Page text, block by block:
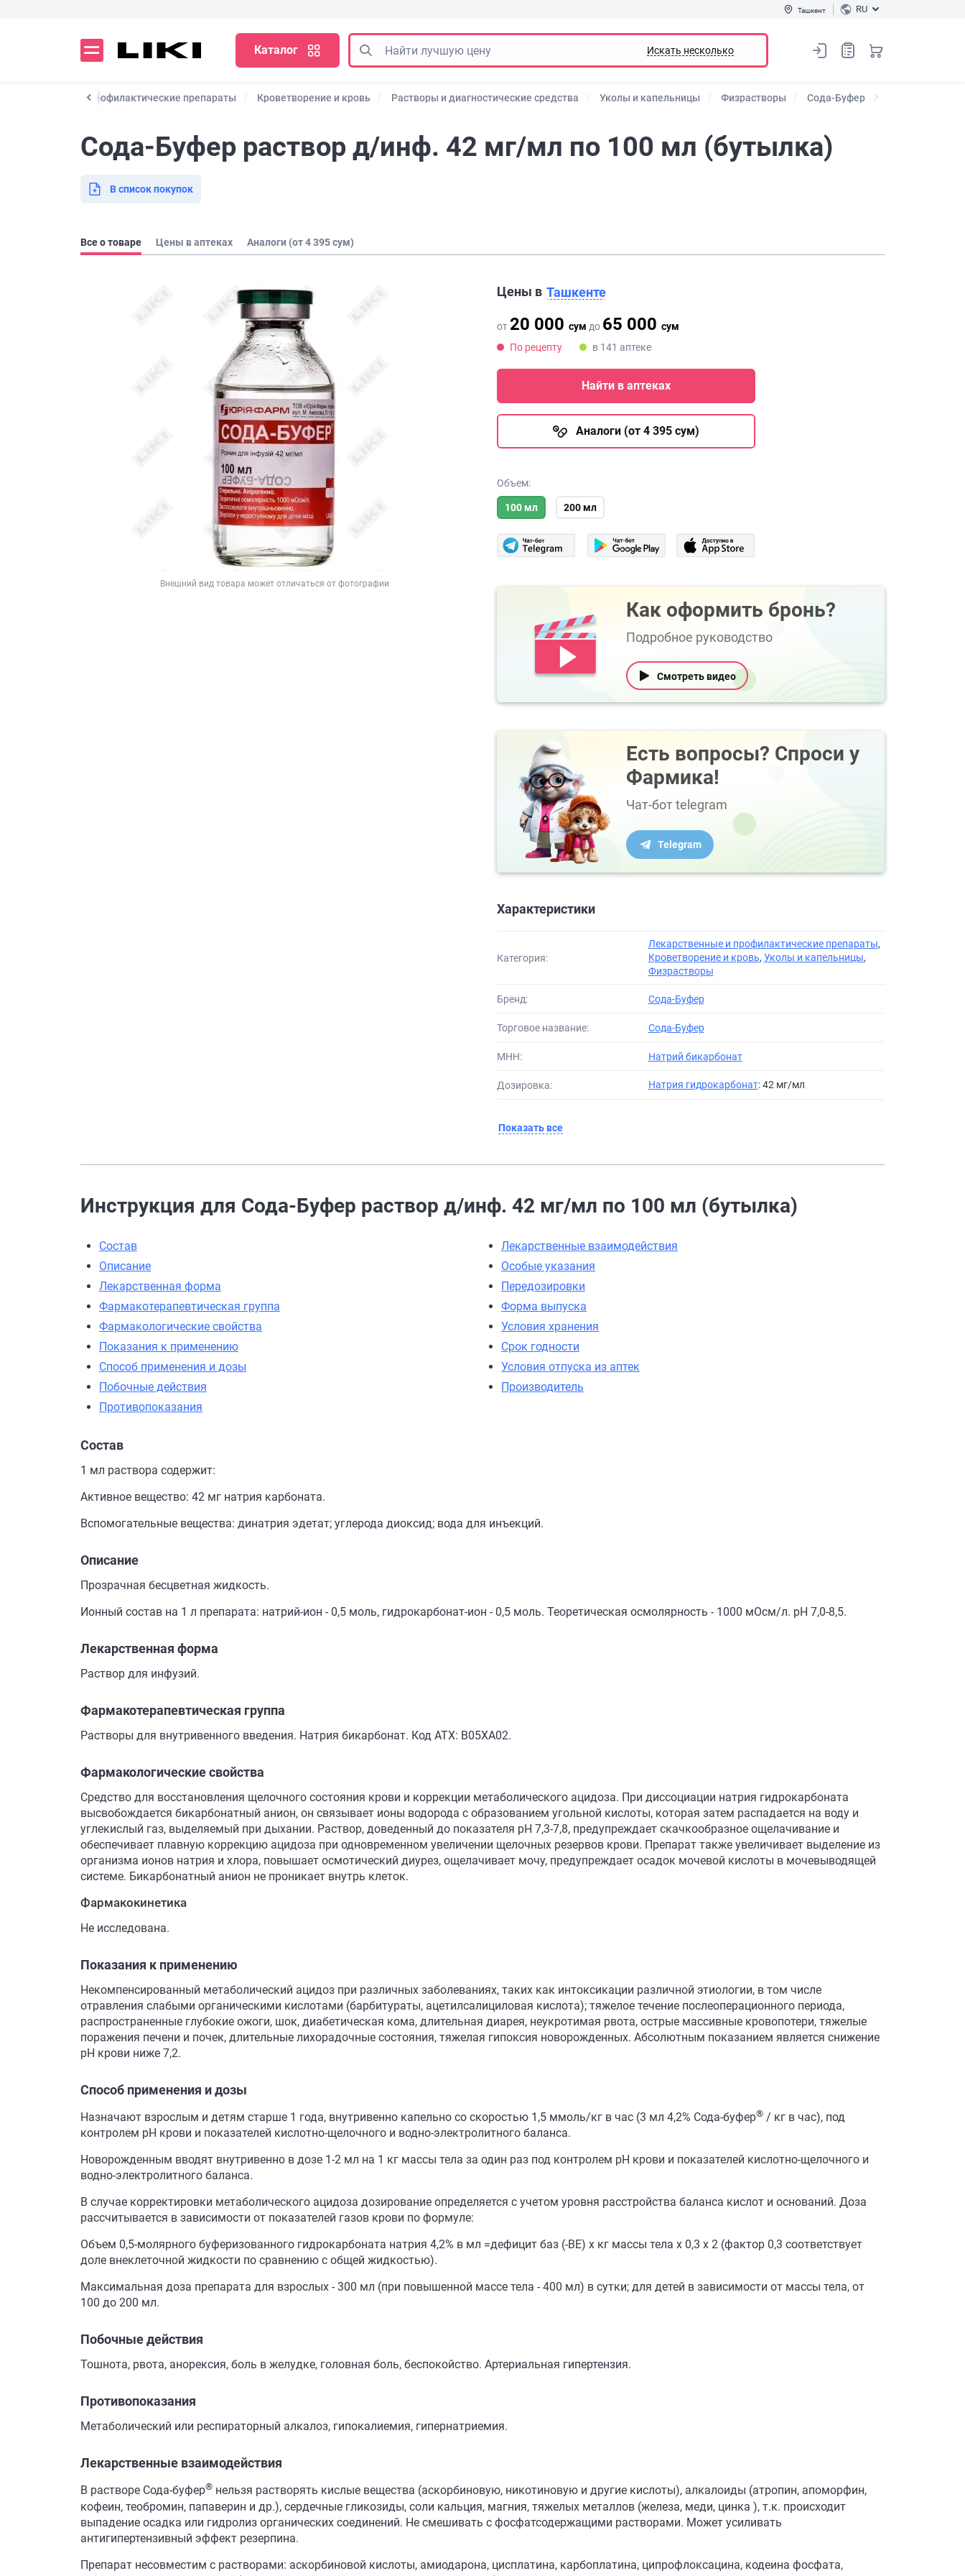
Ташкент RU
Каталог Искать несколько
Лекарственные и профилактические препараты Кроветворение и кровь Растворы и диагностические средства Уколы и капельницы Физрастворы Сода-Буфер
Сода-Буфер раствор д/инф. 42 мг/мл по 100 мл (бутылка)
В список покупок
Все о товаре Цены в аптеках Аналоги (от 4 395 сум)
Внешний вид товара может отличаться от фотографии
Цены в Ташкенте
от 20 000 сум до 65 000 сум
По рецепту
в 141 аптеке
Найти в аптеках
Аналоги (от 4 395 сум)
Объем:
100 мл 200 мл
Как оформить бронь?
Подробное руководство
Смотреть видео
Есть вопросы? Спроси у
Фармика!
Чат-бот telegram
Telegram
Характеристики
Категория:
Лекарственные и профилактические препараты,
Кроветворение и кровь, Уколы и капельницы,
Физрастворы
Бренд: Сода-Буфер
Торговое название: Сода-Буфер
МНН: Натрий бикарбонат
Дозировка: Натрия гидрокарбонат: 42 мг/мл
Показать все
Инструкция для Сода-Буфер раствор д/инф. 42 мг/мл по 100 мл (бутылка)
Состав
Описание
Лекарственная форма
Фармакотерапевтическая группа
Фармакологические свойства
Показания к применению
Способ применения и дозы
Побочные действия
Противопоказания
Лекарственные взаимодействия
Особые указания
Передозировки
Форма выпуска
Условия хранения
Срок годности
Условия отпуска из аптек
Производитель
Состав
1 мл раствора содержит:
Активное вещество: 42 мг натрия карбоната.
Вспомогательные вещества: динатрия эдетат; углерода диоксид; вода для инъекций.
Описание
Прозрачная бесцветная жидкость.
Ионный состав на 1 л препарата: натрий-ион - 0,5 моль, гидрокарбонат-ион - 0,5 моль. Теоретическая осмолярность - 1000 мОсм/л. рН 7,0-8,5.
Лекарственная форма
Раствор для инфузий.
Фармакотерапевтическая группа
Растворы для внутривенного введения. Натрия бикарбонат. Код АТХ: B05XA02.
Фармакологические свойства
Средство для восстановления щелочного состояния крови и коррекции метаболического ацидоза. При диссоциации натрия гидрокарбоната
высвобождается бикарбонатный анион, он связывает ионы водорода с образованием угольной кислоты, которая затем распадается на воду и
углекислый газ, выделяемый при дыхании. Раствор, доведенный до показателя рН 7,3-7,8, предупреждает скачкообразное ощелачивание и
обеспечивает плавную коррекцию ацидоза при одновременном увеличении щелочных резервов крови. Препарат также увеличивает выделение из
организма ионов натрия и хлора, повышает осмотический диурез, ощелачивает мочу, предупреждает осадок мочевой кислоты в мочевыводящей
системе. Бикарбонатный анион не проникает внутрь клеток.
Фармакокинетика
Не исследована.
Показания к применению
Некомпенсированный метаболический ацидоз при различных заболеваниях, таких как интоксикации различной этиологии, в том числе
отравления слабыми органическими кислотами (барбитураты, ацетилсалициловая кислота); тяжелое течение послеоперационного периода,
распространенные глубокие ожоги, шок, диабетическая кома, длительная диарея, неукротимая рвота, острые массивные кровопотери, тяжелые
поражения печени и почек, длительные лихорадочные состояния, тяжелая гипоксия новорожденных. Абсолютным показанием является снижение
рН крови ниже 7,2.
Способ применения и дозы
Назначают взрослым и детям старше 1 года, внутривенно капельно со скоростью 1,5 ммоль/кг в час (3 мл 4,2% Сода-буфер® / кг в час), под
контролем рН крови и показателей кислотно-щелочного и водно-электролитного баланса.
Новорожденным вводят внутривенно в дозе 1-2 мл на 1 кг массы тела за один раз под контролем рН крови и показателей кислотно-щелочного и
водно-электролитного баланса.
В случае корректировки метаболического ацидоза дозирование определяется с учетом уровня расстройства баланса кислот и оснований. Доза
рассчитывается в зависимости от показателей газов крови по формуле:
Объем 0,5-молярного буферизованного гидрокарбоната натрия 4,2% в мл =дефицит баз (-ВЕ) х кг массы тела х 0,3 х 2 (фактор 0,3 соответствует
доле внеклеточной жидкости по сравнению с общей жидкостью).
Максимальная доза препарата для взрослых - 300 мл (при повышенной массе тела - 400 мл) в сутки; для детей в зависимости от массы тела, от
100 до 200 мл.
Побочные действия
Тошнота, рвота, анорексия, боль в желудке, головная боль, беспокойство. Артериальная гипертензия.
Противопоказания
Метаболический или респираторный алкалоз, гипокалиемия, гипернатриемия.
Лекарственные взаимодействия
В растворе Сода-буфер® нельзя растворять кислые вещества (аскорбиновую, никотиновую и другие кислоты), алкалоиды (атропин, апоморфин,
кофеин, теобромин, папаверин и др.), сердечные гликозиды, соли кальция, магния, тяжелых металлов (железа, меди, цинка ), т.к. происходит
выпадение осадка или гидролиз органических соединений. Не смешивать с фосфатсодержащими растворами. Может усиливать
антигипертензивный эффект резерпина.
Препарат несовместим с растворами: аскорбиновой кислоты, амиодарона, цисплатина, карбоплатина, ципрофлоксацина, кодеина фосфата,